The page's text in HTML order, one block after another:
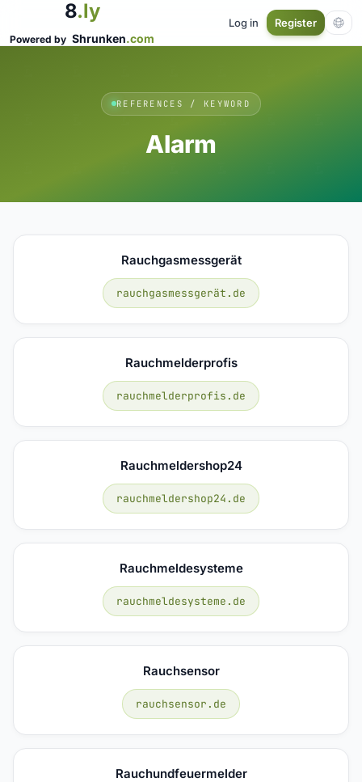
8.ly
Powered by Shrunken.com
Log in Register
REFERENCES / KEYWORD
Alarm
Rauchgasmessgerät
rauchgasmessgerät.de
Rauchmelderprofis
rauchmelderprofis.de
Rauchmeldershop24
rauchmeldershop24.de
Rauchmeldesysteme
rauchmeldesysteme.de
Rauchsensor
rauchsensor.de
Rauchundfeuermelder